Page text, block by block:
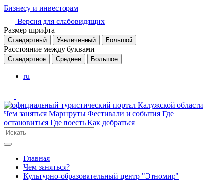
Бизнесу и инвесторам
Версия для слабовидящих
Размер шрифта
Стандартный Увеличенный Большой
Расстояние между буквами
Стандартное Среднее Большое
ru
Чем заняться Маршруты Фестивали и события Где
остановиться Где поесть Как добраться
Главная
Чем заняться?
Культурно-образовательный центр "Этномир"